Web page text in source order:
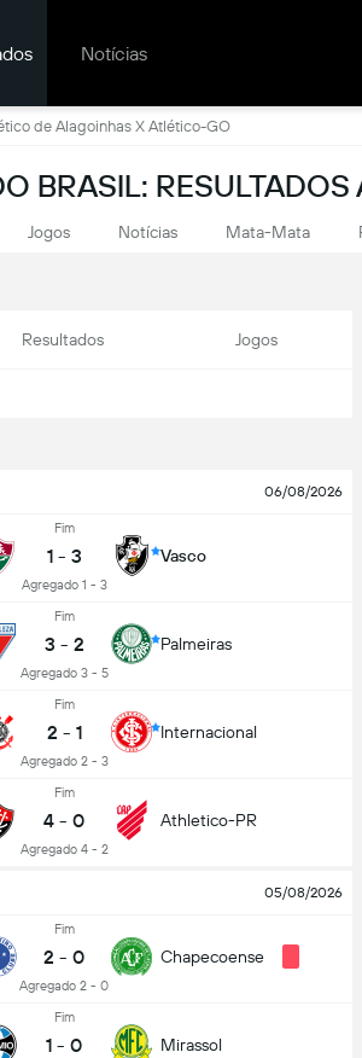
Notícias
de Alagoinhas X Atlético-GO
BRASIL: RESULTADOS
Jogos Notícias Mata-Mata
Resultados Jogos
06/08/2026
Fim
1 - 3
Agregado 1 - 3
Vasco
Fim
3 - 2
Agregado 3 - 5
Palmeiras
Fim
2 - 1
Agregado 2 - 3
Internacional
Fim
4 - 0
Agregado 4 - 2
Athletico-PR
05/08/2026
Fim
2 - 0
Agregado 2 - 0
Chapecoense
Fim
1 - 0 Mirassol